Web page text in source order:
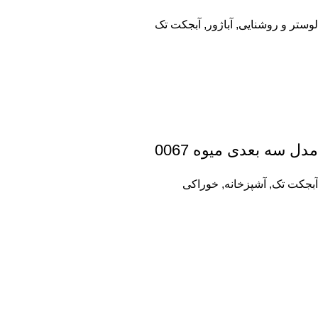
لوستر و روشنایی, آباژور , آبجکت تک
مدل سه بعدی میوه 0067
آبجکت تک, آشپزخانه, خوراکی